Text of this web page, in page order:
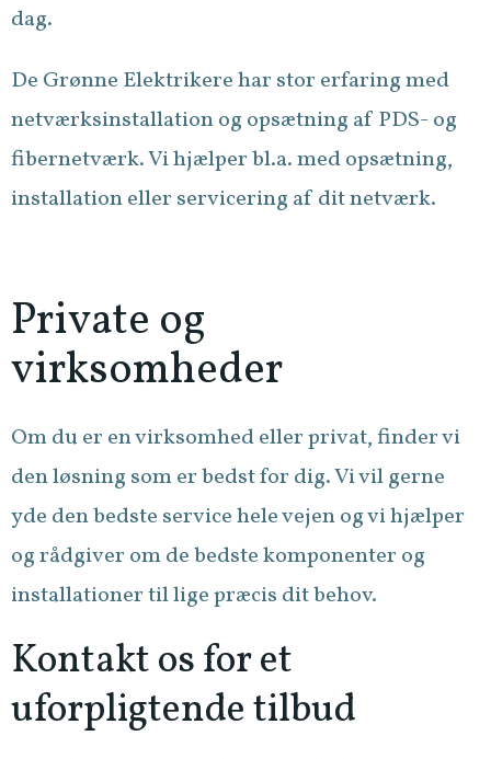
dag.
De Grønne Elektrikere har stor erfaring med
netværksinstallation og opsætning af PDS- og
fibernetværk. Vi hjælper bl.a. med opsætning,
installation eller servicering af dit netværk.
Private og
virksomheder
Om du er en virksomhed eller privat, finder vi
den løsning som er bedst for dig. Vi vil gerne
yde den bedste service hele vejen og vi hjælper
og rådgiver om de bedste komponenter og
installationer til lige præcis dit behov.
Kontakt os for et
uforpligtende tilbud